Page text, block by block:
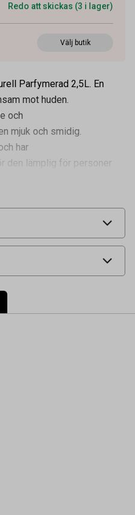
Redo att skickas (3 i lager)
Välj butik
Parfymerad 2,5L. En
mot huden.
och
mjuk och smidig.
har
den lämplig för personer
51020256
2,5 l
53131600